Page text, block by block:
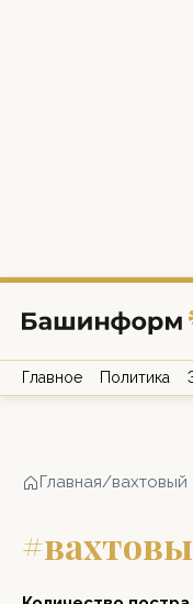
Главное Политика
Главная/вахтовый